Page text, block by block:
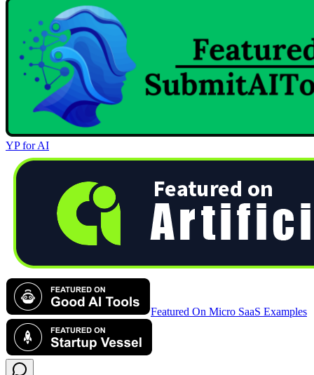
YP for AI
Featured On Micro SaaS Examples